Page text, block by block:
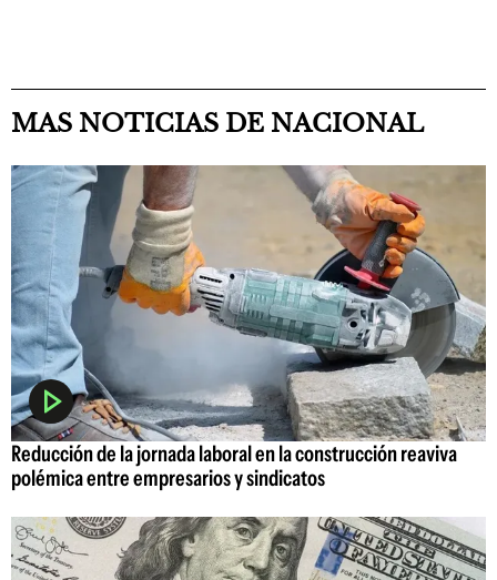
MAS NOTICIAS DE NACIONAL
Reducción de la jornada laboral en la construcción reaviva
polémica entre empresarios y sindicatos